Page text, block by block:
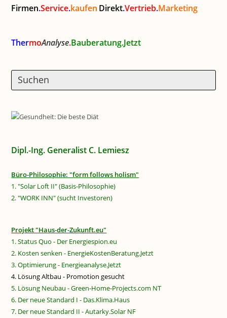
Firmen.Service.kaufen Direkt.Vertrieb.Marketing
ThermoAnalyse.Bauberatung.Jetzt
Dipl.-Ing. Generalist C. Lemiesz
Büro-Philosophie: "form follows holism"
1. "Solar Loft II" (Basis-Philosophie)
2. "WORK INN" (sucht Investoren)
Projekt "Haus-der-Zukunft.eu"
1. Status Quo - Der Energiespion.eu
2. Kosten senken - EnergieKostenBeratung.Jetzt
3. Optimierung - Energieanalyse.Jetzt
4. Lösung Altbau - Promotion gesucht
5. Lösung Neubau - Green-Home-Projects.com NT
6. Der neue Standard I - Das.Klima.Haus
7. Der neue Standard II - Autarky.Solar NF